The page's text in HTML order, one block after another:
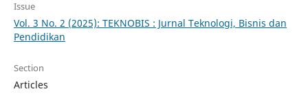
Issue
Vol. 3 No. 2 (2025): TEKNOBIS : Jurnal Teknologi, Bisnis dan
Pendidikan
Section
Articles